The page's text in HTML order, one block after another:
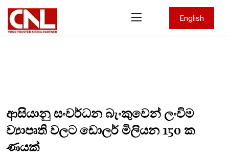
English
ආසියානු සංවර්ධන බැංකුවෙන් ලංවිම
ව්‍යාපෘති වලට ඩොලර් මිලියන 150 ක
ණයක්